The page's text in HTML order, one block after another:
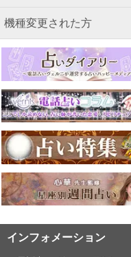
機種変更された方
インフォメーション